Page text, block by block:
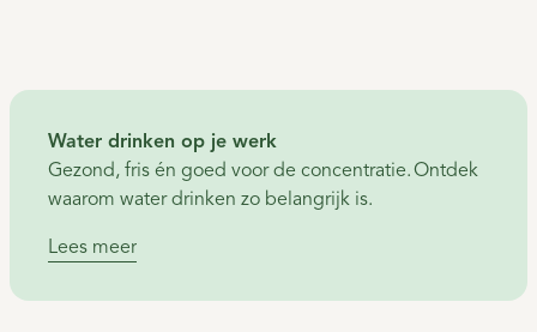
Water drinken op je werk
Gezond, fris én goed voor de concentratie. Ontdek
waarom water drinken zo belangrijk is.
Lees meer